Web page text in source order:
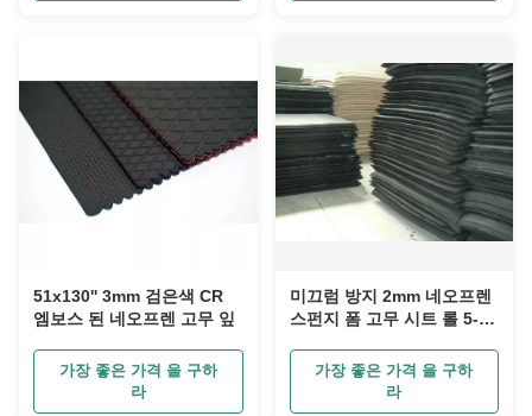
51x130'' 3mm 검은색 CR
엠보스 된 네오프렌 고무 잎
가장 좋은 가격 을 구하
라
미끄럼 방지 2mm 네오프렌
스펀지 폼 고무 시트 롤 5-10
가장 좋은 가격 을 구하
라